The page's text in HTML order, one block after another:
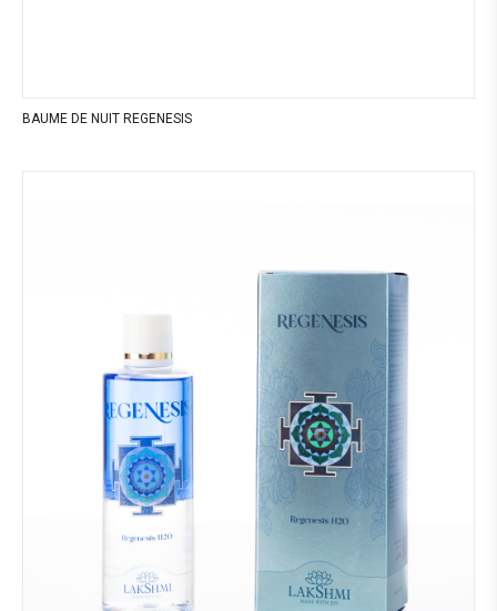
BAUME DE NUIT REGENESIS